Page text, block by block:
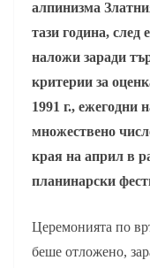
алпинизма
тази година, след
наложи заради
критерии за
1991 г., ежегодни
множествено
края на април в
планинарски
Церемонията по
беше отложено,